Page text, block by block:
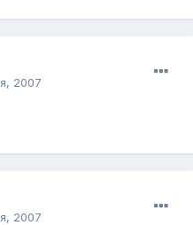
2007
2007